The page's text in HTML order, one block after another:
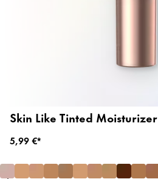
Skin Like Tinted Moisturizer
5,99 €*